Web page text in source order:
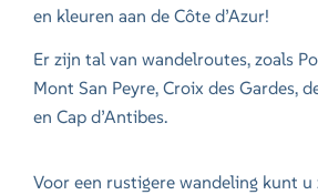
en kleuren aan de Côte d’Azur!
Er zijn tal van wandelroutes, zoals
Mont San Peyre, Croix des Gardes,
en Cap d’Antibes.
Voor een rustigere wandeling kunt u